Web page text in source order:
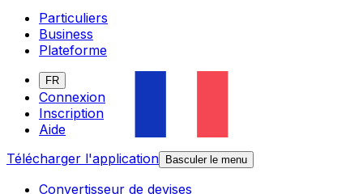
Particuliers
Business
Plateforme
FR
Connexion
Inscription
Aide
Télécharger l'application
Basculer le menu
Convertisseur de devises